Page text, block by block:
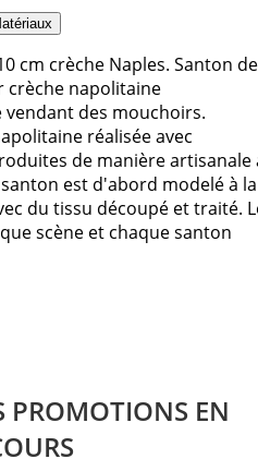
cm crèche Naples. Santon de
crèche napolitaine
des mouchoirs.
réalisée avec
de manière artisanale
est d'abord modelé à la
du tissu découpé et traité.
scène et chaque santon
PROMOTIONS EN